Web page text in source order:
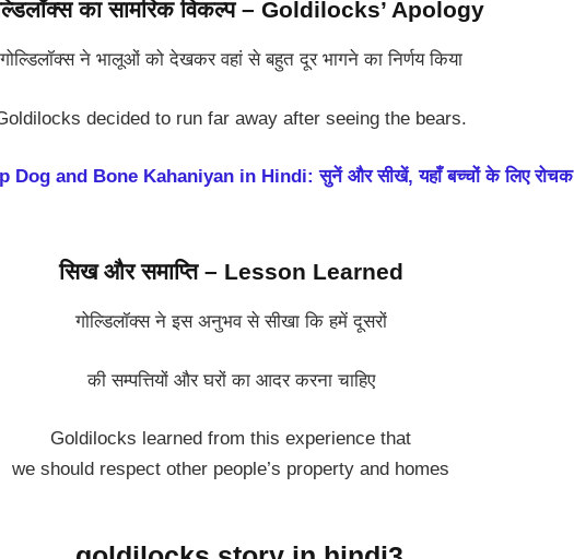
का सामरिक विकल्प – Goldilocks’ Apology
गोल्डिलॉक्स ने भालूओं को देखकर वहां से बहुत दूर भागने का निर्णय किया
decided to run far away after seeing the bears.
Dog and Bone Kahaniyan in Hindi: सुनें और सीखें, यहाँ बच्चों के लिए रोचक
सिख और समाप्ति – Lesson Learned
गोल्डिलॉक्स ने इस अनुभव से सीखा कि हमें दूसरों
की सम्पत्तियों और घरों का आदर करना चाहिए
Goldilocks learned from this experience that
we should respect other people’s property and homes